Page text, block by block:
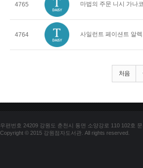
4765 마법의 주문 니시 가나
4764 사일런트 페이션트 알
처음
우편번호 24209 강원도 춘천시 동면 소양강로 110 102호
Copyright © 2015 강원점자도서관. All rights reserved.